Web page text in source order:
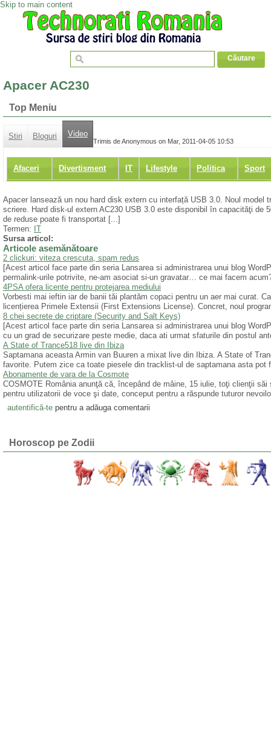
Skip to main content
Apacer AC230
Top Meniu
Stiri Bloguri Video
Afaceri Divertisment IT Lifestyle Politica Sport
Trimis de Anonymous on Mar, 2011-04-05 10:53
Apacer lansează un nou hard disk extern cu interfață USB 3.0. Noul
scriere. Hard disk-ul extern AC230 USB 3.0 este disponibil în capacităţi de
de reduse poate fi transportat [...]
Termen: IT
Sursa articol:
Articole asemănătoare
2 clickuri: viteza crescuta, spam redus
[Acest articol face parte din seria Lansarea si administrarea unui blog
permalink-urile potrivite, ne-am asociat si-un gravatar… ce mai facem
4PSA ofera licente pentru protejarea mediului
Vorbesti mai ieftin iar de banii tăi plantăm copaci pentru un aer mai curat.
licențierea Primele Extensii (First Extensions License). Concret, noul
8 chei secrete de criptare (Security and Salt Keys)
[Acest articol face parte din seria Lansarea si administrarea unui blog
cu un grad de securizare peste medie, daca ati urmat sfaturile din postul
A State of Trance518 live din Ibiza
Saptamana aceasta Armin van Buuren a mixat live din Ibiza. A State of
favorite. Putem zice ca toate piesele din tracklist-ul de saptamana asta
Abonamente de vara de la Cosmote
COSMOTE România anunţă că, începând de mâine, 15 iulie, toţi clienţii
pentru utilizatorii de voce şi date, conceput pentru a răspunde tuturor
autentifică-tepentru a adăuga comentarii
Horoscop pe Zodii